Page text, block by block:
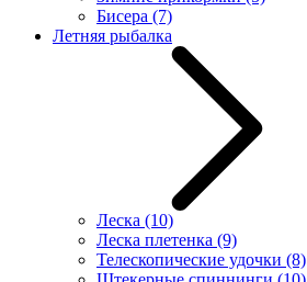
Бисера (7)
Летняя рыбалка
Леска (10)
Леска плетенка (9)
Телескопические удочки (8)